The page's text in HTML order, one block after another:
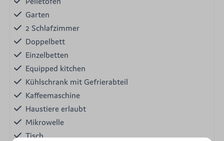
Garten
2 Schlafzimmer
Doppelbett
Einzelbetten
Equipped kitchen
Kühlschrank mit Gefrierabteil
Kaffeemaschine
Haustiere erlaubt
Mikrowelle
Tisch